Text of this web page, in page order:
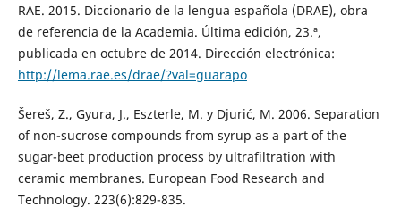
RAE. 2015. Diccionario de la lengua española (DRAE), obra
de referencia de la Academia. Última edición, 23.ª,
publicada en octubre de 2014. Dirección electrónica:
http://lema.rae.es/drae/?val=guarapo
Šereš, Z., Gyura, J., Eszterle, M. y Djurić, M. 2006. Separation
of non-sucrose compounds from syrup as a part of the
sugar-beet production process by ultrafiltration with
ceramic membranes. European Food Research and
Technology. 223(6):829-835.